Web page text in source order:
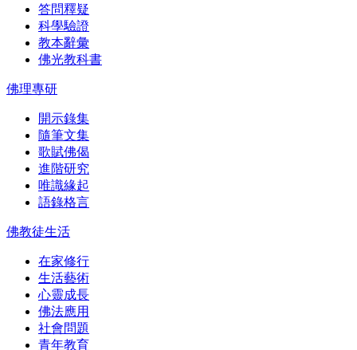
答問釋疑
科學驗證
教本辭彙
佛光教科書
佛理專研
開示錄集
隨筆文集
歌賦佛偈
進階研究
唯識緣起
語錄格言
佛教徒生活
在家修行
生活藝術
心靈成長
佛法應用
社會問題
青年教育